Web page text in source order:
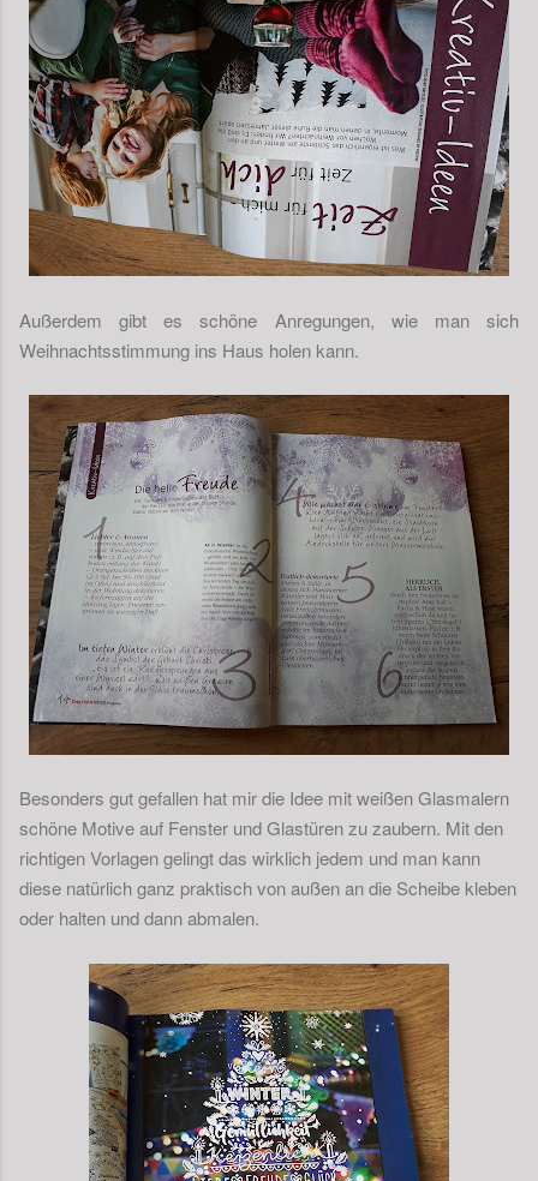
Außerdem gibt es schöne Anregungen, wie man sich
Weihnachtsstimmung ins Haus holen kann.
Besonders gut gefallen hat mir die Idee mit weißen Glasmalern
schöne Motive auf Fenster und Glastüren zu zaubern. Mit den
richtigen Vorlagen gelingt das wirklich jedem und man kann
diese natürlich ganz praktisch von außen an die Scheibe kleben
oder halten und dann abmalen.